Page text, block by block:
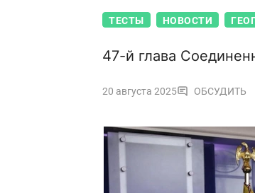
ТЕСТЫ НОВОСТИ
47-й глава
20 августа 2025 ОБСУДИТЬ